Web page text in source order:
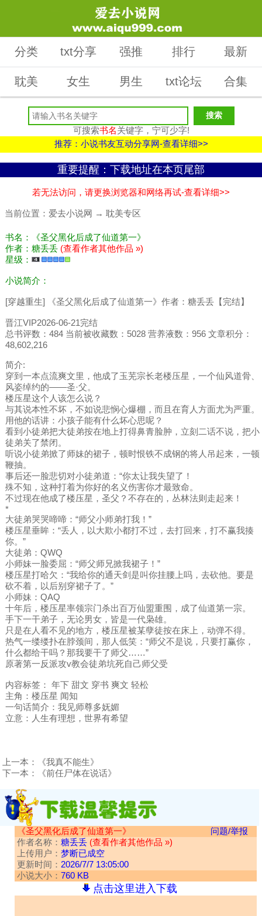
分类 txt分享 强推 排行 最新
耽美 女生 男生 txt论坛 合集
可搜索书名关键字，宁可少字!
推荐：小说书友互动分享网-查看详细>>
重要提醒：下载地址在本页尾部
若无法访问，请更换浏览器和网络再试-查看详细>>
当前位置： 爱去小说网 → 耽美专区
书名：《圣父黑化后成了仙道第一》
作者：糖丢丢 (查看作者其他作品 »)
星级：
小说简介：
[穿越重生] 《圣父黑化后成了仙道第一》作者：糖丢丢【完结】
晋江VIP2026-06-21完结
总书评数：484 当前被收藏数：5028 营养液数：956 文章积分：
48,602,216
简介:
穿到一本点流爽文里，他成了玉芜宗长老楼压星，一个仙风道骨、
风姿绰约的——圣·父。
楼压星这个人该怎么说？
与其说本性不坏，不如说悲悯心爆棚，而且在育人方面尤为严重。
用他的话讲：小孩子能有什么坏心思呢？
看到小徒弟把大徒弟按在地上打得鼻青脸肿，立刻二话不说，把小
徒弟关了禁闭。
听说小徒弟掀了师妹的裙子，顿时恨铁不成钢的将人吊起来，一顿
鞭抽。
事后还一脸悲切对小徒弟道：“你太让我失望了！
殊不知，这种打着为你好的名义伤害你才最致命。
不过现在他成了楼压星，圣父？不存在的，丛林法则走起来！
*
大徒弟哭哭啼啼：“师父小师弟打我！”
楼压星垂眸：“丢人，以大欺小都打不过，去打回来，打不赢我揍
你。”
大徒弟：QWQ
小师妹一脸委屈：“师父师兄掀我裙子！”
楼压星打哈欠：“我给你的通天剑是叫你挂腰上吗，去砍他。要是
砍不着，以后别穿裙子了。”
小师妹：QAQ
十年后，楼压星率领宗门杀出百万仙盟重围，成了仙道第一宗。
手下一干弟子，无论男女，皆是一代枭雄。
只是在人看不见的地方，楼压星被某孽徒按在床上，动弹不得。
热气一缕缕扑在脖颈间，那人低笑：“师父不是说，只要打赢你，
什么都给干吗？那我要干了师父……”
原著第一反派攻v教会徒弟坑死自己师父受
内容标签： 年下 甜文 穿书 爽文 轻松
主角：楼压星 闻知
一句话简介：我见师尊多妩媚
立意：人生有理想，世界有希望
上一本：
《我真不能生》
下一本：
《前任尸体在说话》
《圣父黑化后成了仙道第一》
问题/举报
作者名称： 糖丢丢 (查看作者其他作品 »)
上传用户： 梦断已成空
更新时间： 2026/7/7 13:05:00
小说大小： 760 KB
点击这里进入下载